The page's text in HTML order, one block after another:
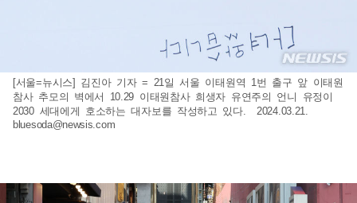
[서울=뉴시스] 김진아 기자 = 21일 서울 이태원역 1번 출구 앞 이태원
참사 추모의 벽에서 10.29 이태원참사 희생자 유연주의 언니 유정이
2030 세대에게 호소하는 대자보를 작성하고 있다. 2024.03.21.
bluesoda@newsis.com